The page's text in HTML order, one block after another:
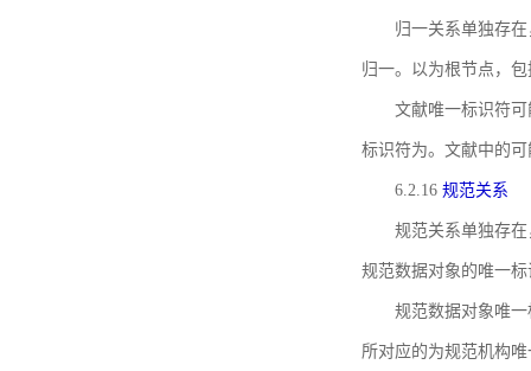
归一关系单独存
归一。以为根节点，
文献唯一标识符
标识符为。文献中的
6.2.16 规范关系
规范关系单独存
规范数据对象的唯一
规范数据对象唯一
所对应的为规范机构